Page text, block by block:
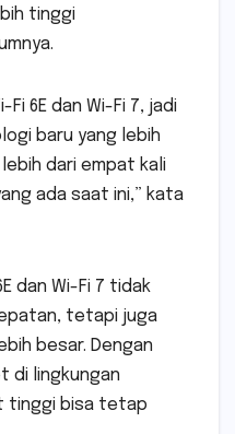
tinggi
Fi 6E dan Wi-Fi 7, jadi
baru yang lebih
dari empat kali
ada saat ini,” kata
dan Wi-Fi 7 tidak
tetapi juga
besar. Dengan
di lingkungan
tinggi bisa tetap